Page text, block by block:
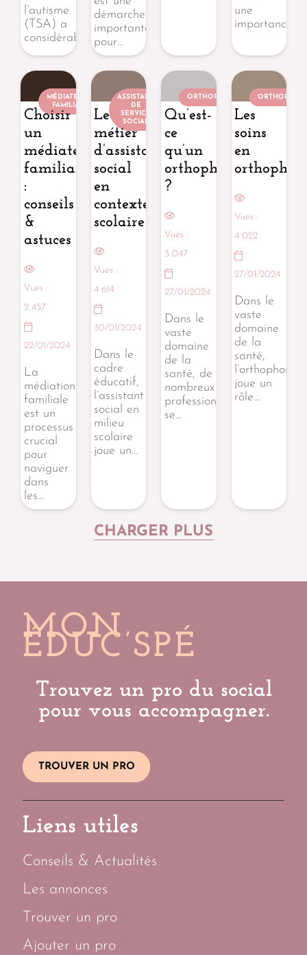
l’autisme
(TSA) a
considérablement…
démarche
importante
pour…
une
importance…
MÉDIATEUR
FAMILIAL
Choisir
un
médiateur
familial
:
conseils
&
astuces
Vues :
2 457
22/01/2024
La
médiation
familiale
est un
processus
crucial
pour
naviguer
dans
les…
ASSISTANT
DE
SERVICE
SOCIAL
Le
métier
d’assistant
social
en
contexte
scolaire
Vues :
4 614
30/01/2024
Dans le
cadre
éducatif,
l’assistant
social en
milieu
scolaire
joue un…
ORTHOPHONISTE
Qu’est-
ce
qu’un
orthophoniste
?
Vues :
3 047
27/01/2024
Dans le
vaste
domaine
de la
santé, de
nombreux
professionnels
se…
Les
soins
en
Vues :
4 022
27/01/2024
Dans le
vaste
domaine
de la
santé,
l’orthophonie
joue un
rôle…
CHARGER PLUS
MON
ÉDUC’SPÉ
Trouvez un pro du social
pour vous accompagner.
TROUVER UN PRO
Liens utiles
Conseils & Actualités
Les annonces
Trouver un pro
Ajouter un pro